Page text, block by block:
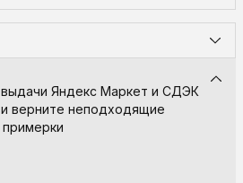
Яндекс Маркет и СДЭК
верните неподходящие